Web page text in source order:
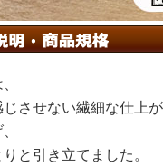
させない繊細な仕上
と引き立てました。